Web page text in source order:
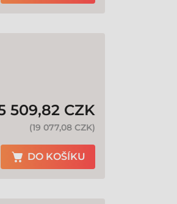
509,82 CZK
(19 077,08 CZK)
DO KOŠÍKU